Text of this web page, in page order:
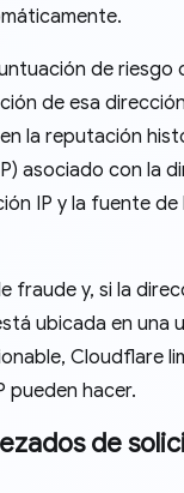
de riesgo
de esa
la reputación
asociado con la
IP y la fuente de
fraude y, si la
ubicada en una
Cloudflare
pueden hacer.
de